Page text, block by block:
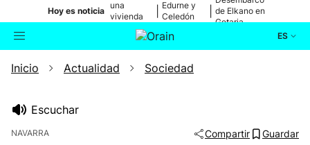
Hoy es noticia
una
vivienda
de Bilbao
Edurne y
Celedón
de Elkano en
Getaria
ES
Buscador Actualidad
Inicio Actualidad Sociedad
Escuchar
NAVARRA Compartir Guardar